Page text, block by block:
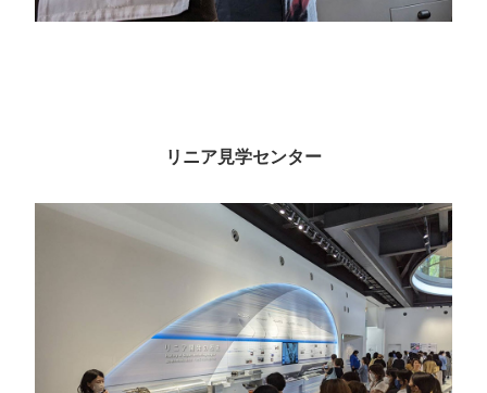
リニア見学センター